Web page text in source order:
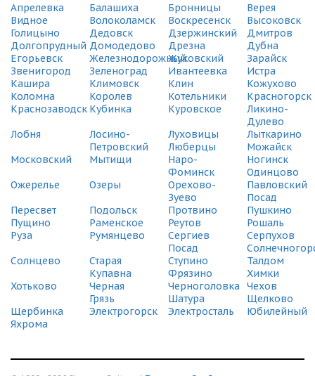
СДЭК
Мытищи, Шараповский пр., стр. 7
(495) 128-95-59
СДЭК
Зеленоград, Савелкинский проезд, 12
(495) 128-95-59
ВНИИССОК, Одинцовский р-н, ул. Рябиновая, 5
(495) 128-95-59
Старая Купавна, ул. Кирова, 19
СДЭК
Химки Новые, Панфилова, 4
СДЭК
Орехово-Зуево, 1-й проезд Дзержинского, д.32
(495) 128-95-59
(495) 128-95-59
Апрелевка
Балашиха Бронницы
Верея
Видное
Волоколамск Воскресенск
Высоковск
Голицыно
Дедовск Дзержинский
Дмитров
Долгопрудный Домодедово Дрезна
Дубна
Егорьевск
ЖелезнодорожныйЖуковский
Зарайск
Звенигород
Зеленоград Ивантеевка
Истра
Кашира
Климовск Клин
Кожухово
Коломна
Королев Котельники
Красногорск
Краснозаводск Кубинка Куровское
Ликино-
Дулево
Лобня
Лосино-
Петровский
Луховицы
Лыткарино
Люберцы
Можайск
Московский
Мытищи
Наро-
Фоминск
Ногинск
Одинцово
Ожерелье
Озеры
Орехово-
Зуево
Павловский
Посад
Пересвет
Подольск Протвино
Пушкино
Пущино
Раменское Реутов
Рошаль
Руза
Румянцево
Сергиев
Посад
Серпухов
Солнцево
Старая
Купавна
Ступино
Талдом
Фрязино
Химки
Хотьково
Черная
Грязь
Черноголовка Чехов
Шатура
Щелково
Щербинка
Электрогорск Электросталь
Юбилейный
Яхрома